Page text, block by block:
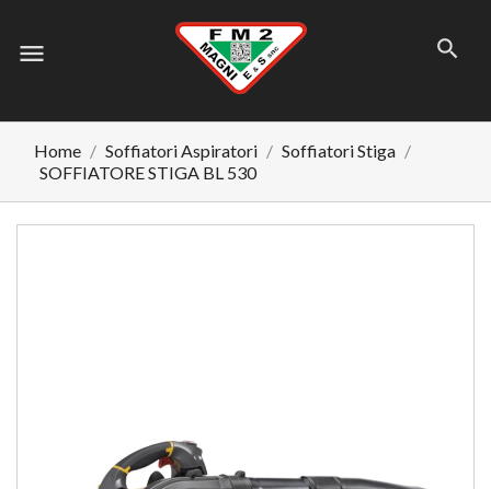
menu
Home Soffiatori Aspiratori
Soffiatori Stiga
SOFFIATORE STIGA BL 530